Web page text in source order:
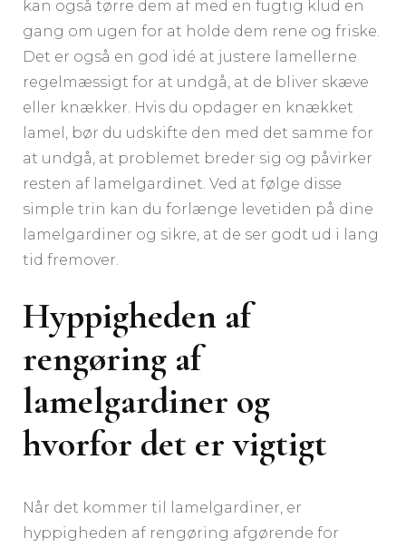
kan også tørre dem af med en fugtig klud en
gang om ugen for at holde dem rene og friske.
Det er også en god idé at justere lamellerne
regelmæssigt for at undgå, at de bliver skæve
eller knækker. Hvis du opdager en knækket
lamel, bør du udskifte den med det samme for
at undgå, at problemet breder sig og påvirker
resten af lamelgardinet. Ved at følge disse
simple trin kan du forlænge levetiden på dine
lamelgardiner og sikre, at de ser godt ud i lang
tid fremover.
Hyppigheden af
rengøring af
lamelgardiner og
hvorfor det er vigtigt
Når det kommer til lamelgardiner, er
hyppigheden af rengøring afgørende for